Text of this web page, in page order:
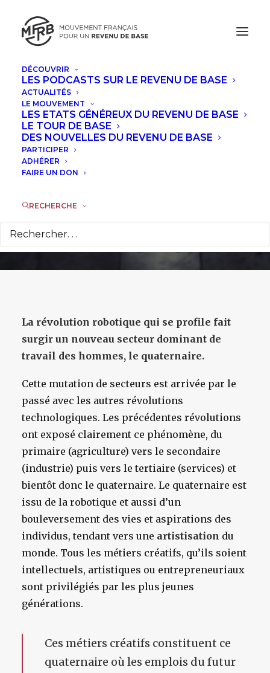
DÉCOUVRIR
LES PODCASTS SUR LE REVENU DE BASE
ACTUALITÉS
LE MOUVEMENT
LES ETATS GÉNÉREUX DU REVENU DE BASE
LE TOUR DE BASE
DES NOUVELLES DU REVENU DE BASE
PARTICIPER
ADHÉRER
FAIRE UN DON
RECHERCHE
Destins du
Capitalisme (1/3) -
Robots, Capitalisme
La révolution robotique qui se profile fait
surgir un nouveau secteur dominant de
travail des hommes, le quaternaire.
Cette mutation de secteurs est arrivée par le
passé avec les autres révolutions
technologiques. Les précédentes révolutions
ont exposé clairement ce phénomène, du
primaire (agriculture) vers le secondaire
(industrie) puis vers le tertiaire (services) et
bientôt donc le quaternaire. Le quaternaire est
issu de la robotique et aussi d’un
bouleversement des vies et aspirations des
individus, tendant vers une artistisation du
monde. Tous les métiers créatifs, qu’ils soient
intellectuels, artistiques ou entrepreneuriaux
sont privilégiés par les plus jeunes
générations.
Ces métiers créatifs constituent ce
quaternaire où les emplois du futur